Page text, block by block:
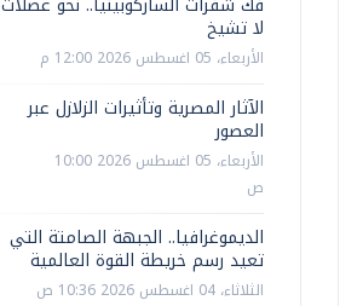
لا تشيخ
الأربعاء، 05 اغسطس 2026 12:00 م
الآثار المصرية وتأثيرات الزلازل عبر
العصور
الأربعاء، 05 اغسطس 2026 10:00
ص
الديموغرافيا.. الجبهة الصامتة التي
تعيد رسم خريطة القوة العالمية
الثلاثاء، 04 اغسطس 2026 10:36 ص